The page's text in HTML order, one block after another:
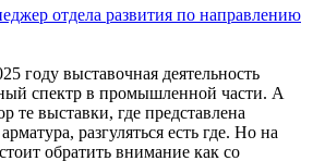
отдела развития по направлению
году выставочная деятельность
спектр в промышленной части. А
те выставки, где представлена
разгуляться есть где. Но на
обратить внимание как со